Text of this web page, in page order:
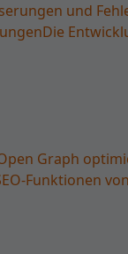
und
Graph
Funktionen